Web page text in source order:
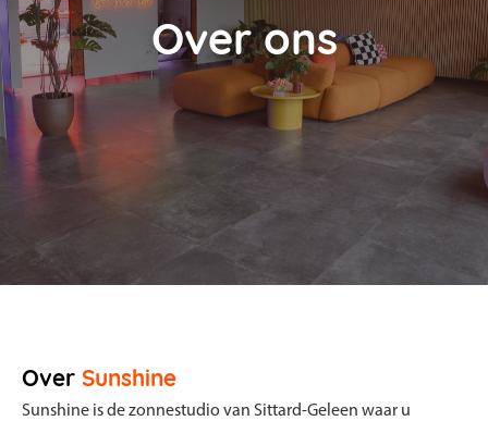
Over ons
Over Sunshine
Sunshine is de zonnestudio van Sittard-Geleen waar u